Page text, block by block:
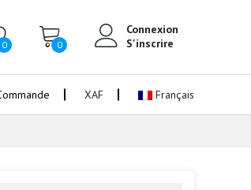
0 0
Connexion
S'inscrire
XAF Français